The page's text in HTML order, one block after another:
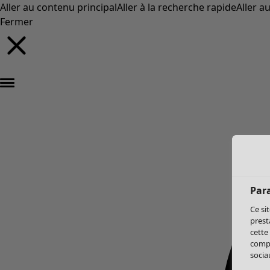
Aller au contenu principalAller à la recherche rapideAller
Fermer
Ce
cette